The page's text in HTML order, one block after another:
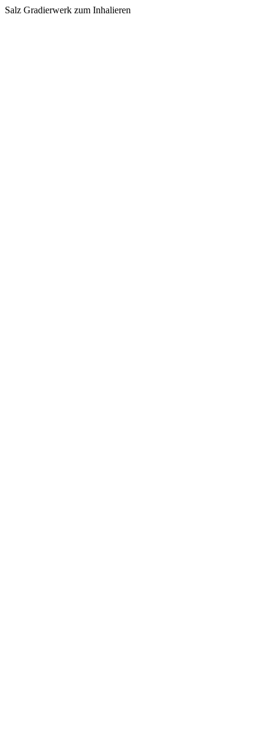
Salz Gradierwerk zum Inhalieren